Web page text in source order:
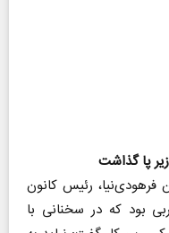
زیر پا گذاشت
رئیس کانون
بود که در سخنانی با